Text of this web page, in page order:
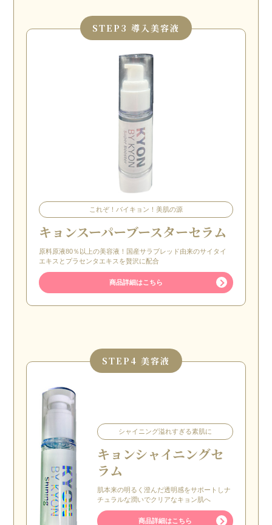
STEP 3 導入美容液
これぞ！バイキョン！美肌の源
キョンスーパーブースターセラム
原料原液80％以上の美容液！国産サラブレッド由来のサイタイ
エキスとプラセンタエキスを贅沢に配合
商品詳細はこちら
STEP 4 美容液
シャイニング溢れすぎる素肌に
キョンシャイニングセ
ラム
肌本来の明るく澄んだ透明感をサポートしナ
チュラルな潤いでクリアなキョン肌へ
商品詳細はこちら